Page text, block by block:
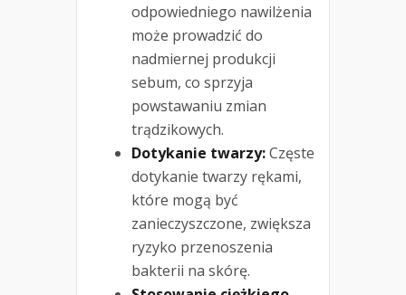
odpowiedniego nawilżenia
może prowadzić do
nadmiernej produkcji
sebum, co sprzyja
powstawaniu zmian
trądzikowych.
Dotykanie twarzy:Częste
dotykanie twarzy rękami,
które mogą być
zanieczyszczone, zwiększa
ryzyko przenoszenia
bakterii na skórę.